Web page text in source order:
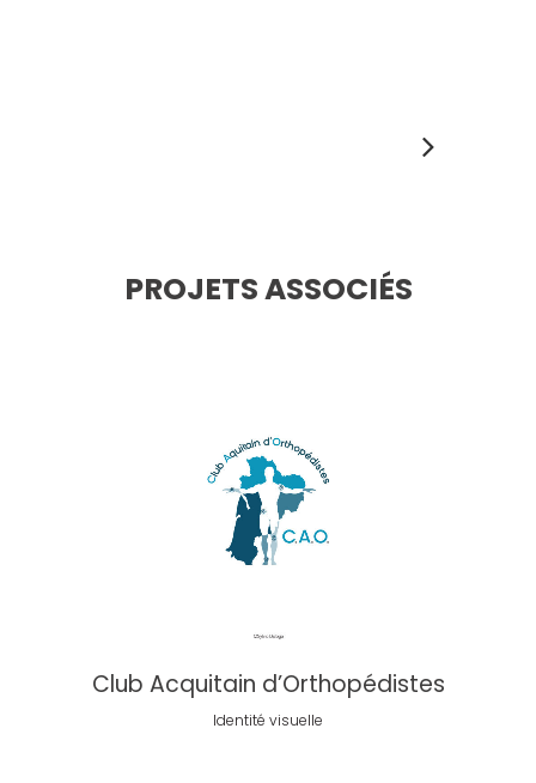
PROJETS ASSOCIÉS
Club Acquitain d’Orthopédistes
Identité visuelle